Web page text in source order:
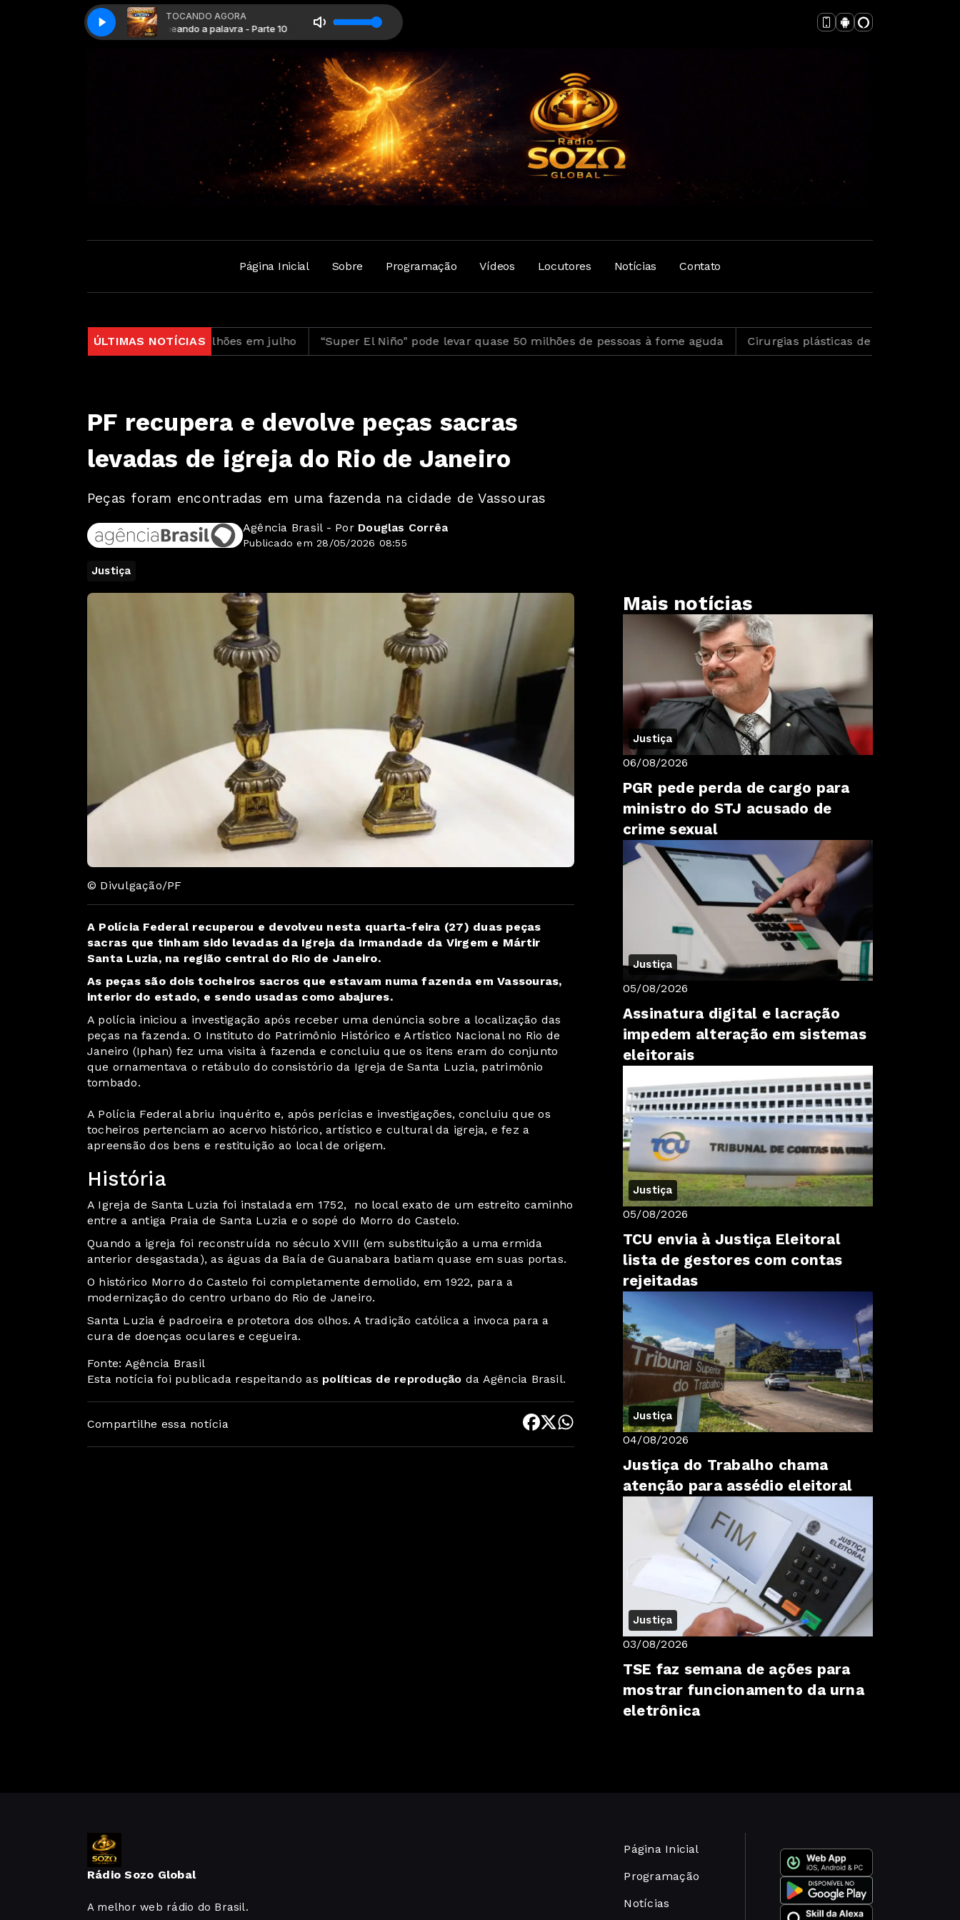
a Palavra Semeando a Palavra
TOCANDO AGORA
a palavra - Parte 10Semeando a palavra - Parte 10
Página Inicial Sobre Programação Vídeos Locutores Notícias Contato
ÚLTIMAS NOTÍCIAS
depósitos em R$ 7,15 bilhões em julho “Super El Niño" pode levar quase 50 milhões de pessoas à fome aguda Cirurgias plásticas de mama no SUS
PF recupera e devolve peças sacras
levadas de igreja do Rio de Janeiro
Peças foram encontradas em uma fazenda na cidade de Vassouras
Agência Brasil - Por Douglas Corrêa
Publicado em 28/05/2026 08:55
Justiça
© Divulgação/PF
A Polícia Federal recuperou e devolveu nesta quarta-feira (27) duas peças
sacras que tinham sido levadas da Igreja da Irmandade da Virgem e Mártir
Santa Luzia, na região central do Rio de Janeiro.
As peças são dois tocheiros sacros que estavam numa fazenda em Vassouras,
interior do estado, e sendo usadas como abajures.
A polícia iniciou a investigação após receber uma denúncia sobre a localização das
peças na fazenda. O Instituto do Patrimônio Histórico e Artístico Nacional no Rio de
Janeiro (Iphan) fez uma visita à fazenda e concluiu que os itens eram do conjunto
que ornamentava o retábulo do consistório da Igreja de Santa Luzia, patrimônio
tombado.
A Polícia Federal abriu inquérito e, após perícias e investigações, concluiu que os
tocheiros pertenciam ao acervo histórico, artístico e cultural da igreja, e fez a
apreensão dos bens e restituição ao local de origem.
História
A Igreja de Santa Luzia foi instalada em 1752, no local exato de um estreito caminho
entre a antiga Praia de Santa Luzia e o sopé do Morro do Castelo.
Quando a igreja foi reconstruída no século XVIII (em substituição a uma ermida
anterior desgastada), as águas da Baía de Guanabara batiam quase em suas portas.
O histórico Morro do Castelo foi completamente demolido, em 1922, para a
modernização do centro urbano do Rio de Janeiro.
Santa Luzia é padroeira e protetora dos olhos. A tradição católica a invoca para a
cura de doenças oculares e cegueira.
Fonte: Agência Brasil
Esta notícia foi publicada respeitando as políticas de reprodução da Agência Brasil.
Compartilhe essa notícia
Mais notícias
Justiça
06/08/2026
PGR pede perda de cargo para
ministro do STJ acusado de
crime sexual
Justiça
05/08/2026
Assinatura digital e lacração
impedem alteração em sistemas
eleitorais
Justiça
05/08/2026
TCU envia à Justiça Eleitoral
lista de gestores com contas
rejeitadas
Justiça
04/08/2026
Justiça do Trabalho chama
atenção para assédio eleitoral
Justiça
03/08/2026
TSE faz semana de ações para
mostrar funcionamento da urna
eletrônica
Rádio Sozo Global
A melhor web rádio do Brasil.
Página Inicial
Programação
Notícias